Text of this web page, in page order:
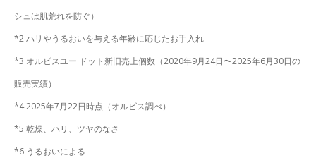
シュは肌荒れを防ぐ）
*2 ハリやうるおいを与える年齢に応じたお手入れ
*3 オルビスユー ドット新旧売上個数（2020年9月24日〜2025年6月30日の
販売実績）
*4 2025年7月22日時点（オルビス調べ）
*5 乾燥、ハリ、ツヤのなさ
*6 うるおいによる